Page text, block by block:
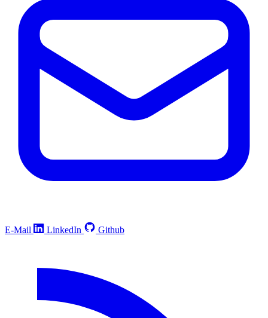
E-Mail LinkedIn Github